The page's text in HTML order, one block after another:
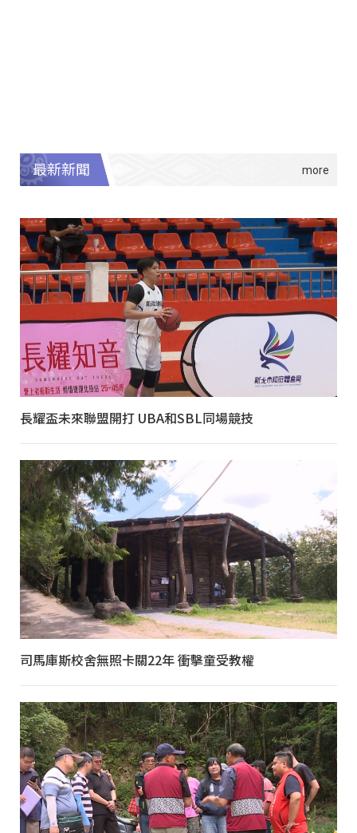
最新新聞
長耀盃未來聯盟開打 UBA和SBL同場競技
司馬庫斯校舍無照卡關22年 衝擊童受教權